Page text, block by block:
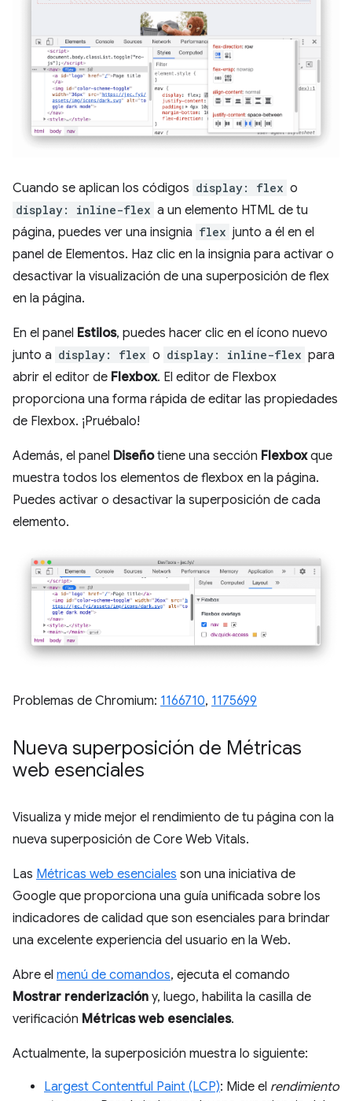
Cuando se aplican los códigos display: flex o
display: inline-flex a un elemento HTML de tu
página, puedes ver una insignia flex junto a él en el
panel de Elementos. Haz clic en la insignia para activar o
desactivar la visualización de una superposición de flex
en la página.
En el panel Estilos, puedes hacer clic en el ícono nuevo
junto a display: flex o display: inline-flex para
abrir el editor de Flexbox. El editor de Flexbox
proporciona una forma rápida de editar las propiedades
de Flexbox. ¡Pruébalo!
Además, el panel Diseñotiene una sección Flexboxque
muestra todos los elementos de flexbox en la página.
Puedes activar o desactivar la superposición de cada
elemento.
Problemas de Chromium: 1166710, 1175699
Nueva superposición de Métricas
web esenciales
Visualiza y mide mejor el rendimiento de tu página con la
nueva superposición de Core Web Vitals.
Las Métricas web esenciales son una iniciativa de
Google que proporciona una guía unificada sobre los
indicadores de calidad que son esenciales para brindar
una excelente experiencia del usuario en la Web.
Abre el menú de comandos, ejecuta el comando
Mostrar renderización y, luego, habilita la casilla de
verificación Métricas web esenciales.
Actualmente, la superposición muestra lo siguiente:
Largest Contentful Paint (LCP): Mide el rendimiento